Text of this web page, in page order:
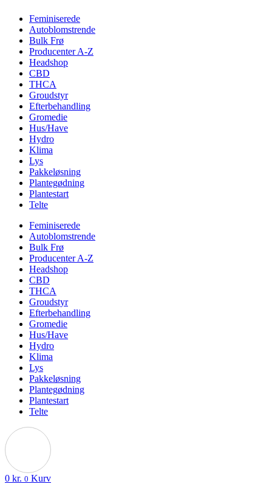
Feminiserede
Autoblomstrende
Bulk Frø
Producenter A-Z
Headshop
CBD
THCA
Groudstyr
Efterbehandling
Gromedie
Hus/Have
Hydro
Klima
Lys
Pakkeløsning
Plantegødning
Plantestart
Telte
Feminiserede
Autoblomstrende
Bulk Frø
Producenter A-Z
Headshop
CBD
THCA
Groudstyr
Efterbehandling
Gromedie
Hus/Have
Hydro
Klima
Lys
Pakkeløsning
Plantegødning
Plantestart
Telte
0 kr. 0 Kurv